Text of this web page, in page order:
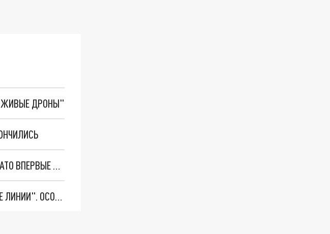
ДРОНЫ"
"ОЧЕНЬ ПЛОХИЕ НОВОСТИ": БОЛЬШАЯ ОШИБКА PALANTIR В РОССИИ. СТРАНЫ НАТО ВПЕРВЫЕ ЗА СВО ОСТАНОВИЛИ ПОСТАВКИ ОРУЖИЯ. ВСУ ТЕРЯЮТ ПРИГРАНИЧЬЕ?
"ТЕРПЕНИЕ ПУТИНА ЛОПНУЛО". РЕКОРДНЫЙ УДАР ПО КИЕВУ "ПЕРЕСЁК КРАСНЫЕ ЛИНИИ". ОСОБЫЕ СПЕЦЫ КНДР НА ЛБС? ТАЙНЫЕ ПЕРЕГОВОРЫ ЕВРОПЫ И МОСКВЫ